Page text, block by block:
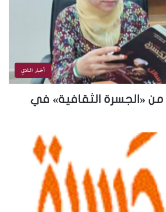
أخبار النادي
من «الجسرة الثقافية» في